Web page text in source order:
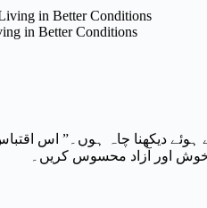
in Better Conditions
ہوئے دیکھنا چاہ ہوں۔” اس
اور آزاد محسوس کریں۔